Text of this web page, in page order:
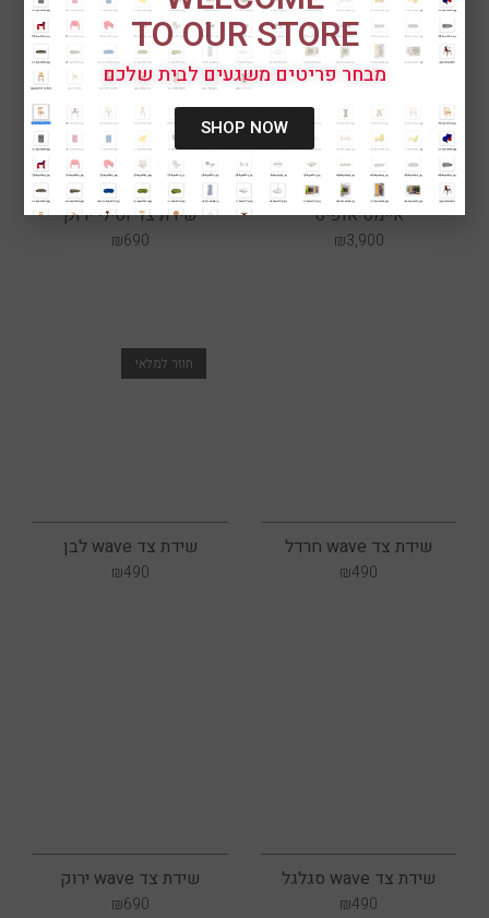
איימס אופיס
₪3,900
שידת צד וסילי ירוק
₪690
שידת צד wave חרדל
₪490
שידת צד wave לבן
₪490
שידת צד wave סגלגל
₪490
שידת צד wave ירוק
₪690
TO OUR STORE
מבחר פריטים משגעים לבית שלכם
SHOP NOW